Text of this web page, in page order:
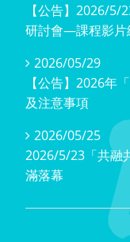
【公告】2026/5/
研討會—課程影片
2026/05/29
【公告】2026年
及注意事項
2026/05/25
2026/5/23「共融
滿落幕